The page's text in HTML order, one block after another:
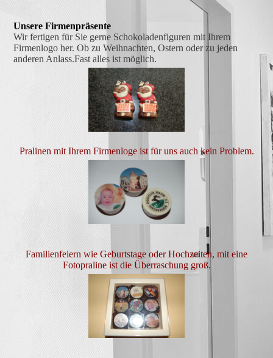
Unsere Firmenpräsente
Wir fertigen für Sie gerne Schokoladenfiguren mit Ihrem
Firmenlogo her. Ob zu Weihnachten, Ostern oder zu jeden
anderen Anlass.Fast alles ist möglich.
Pralinen mit Ihrem Firmenloge ist für uns auch kein Problem.
Familienfeiern wie Geburtstage oder Hochzeiten, mit eine
Fotopraline ist die Überraschung groß.